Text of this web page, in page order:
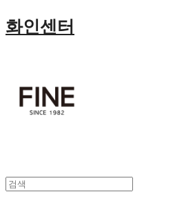
화인센터